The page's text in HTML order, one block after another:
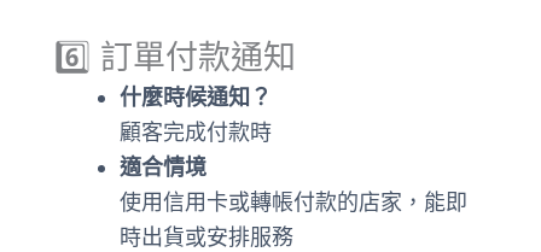
6️⃣ 訂單付款通知
什麼時候通知？
顧客完成付款時
適合情境
使用信用卡或轉帳付款的店家，能即
時出貨或安排服務